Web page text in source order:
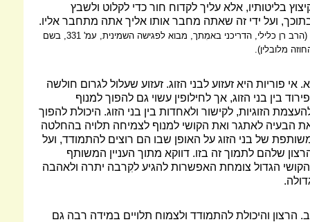
בליטותיו, אלא עליך לקדוח חור כדי לקלוט ולשבץ
ועל ידי זה שאתה מחבר אותו אליך אתה מתחבר אליו.
(הרב רן כלילי, הדריכני באמִתך, מבוא לפגישה השמינית, עמ' 331, בשם
מלובלין).
אי פוריות היא זעזוע לבני הזוג. זעזוע שעלול לגרום חולשה
בין בני הזוג, אך לחילופין עשוי גם להפוך למנוף
הזוגיות, לקישור ולאחדות בין בני הזוג. היכולת להפוך
הבעיה לאתגר ואת הקושי למנוף לצמיחה תלויה בהחלטה
של בני הזוג על האופן שבו הם רוצים להתמודד, ועל
שלהם לתמוך זה בזו. דווקא מתוך העניין המשותף
הגדול צומחת האפשרות להגיע לקִרבה יתרה ולאהבה
הרצון והיכולת להתמודד ולצמוח תלויים במידה רבה גם